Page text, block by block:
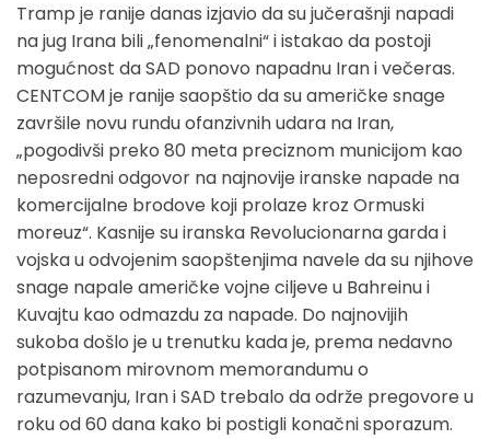
Tramp je ranije danas izjavio da su jučerašnji napadi
na jug Irana bili „fenomenalni“ i istakao da postoji
mogućnost da SAD ponovo napadnu Iran i večeras.
CENTCOM je ranije saopštio da su američke snage
završile novu rundu ofanzivnih udara na Iran,
„pogodivši preko 80 meta preciznom municijom kao
neposredni odgovor na najnovije iranske napade na
komercijalne brodove koji prolaze kroz Ormuski
moreuz“. Kasnije su iranska Revolucionarna garda i
vojska u odvojenim saopštenjima navele da su njihove
snage napale američke vojne ciljeve u Bahreinu i
Kuvajtu kao odmazdu za napade. Do najnovijih
sukoba došlo je u trenutku kada je, prema nedavno
potpisanom mirovnom memorandumu o
razumevanju, Iran i SAD trebalo da održe pregovore u
roku od 60 dana kako bi postigli konačni sporazum.